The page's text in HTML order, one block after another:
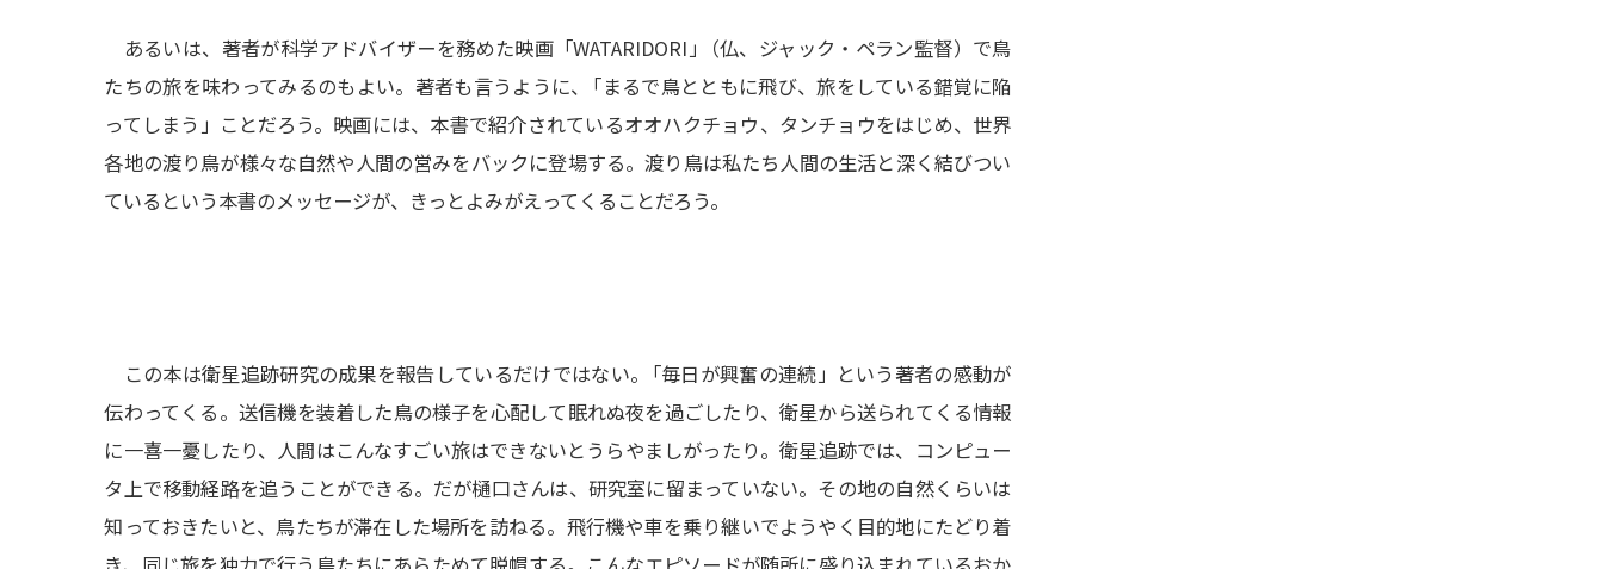
あるいは、著者が科学アドバイザーを務めた映画「WATARIDORI 」
（仏、ジャック・ペラン監督）で鳥
たちの旅を味わってみるのもよい。著者も言うように、 「まるで鳥とともに飛び、旅をしている錯覚に陥
ってしまう」ことだろう。映画には、本書で紹介されているオオハクチョウ、タンチョウをはじめ、世界
各地の渡り鳥が様々な自然や人間の営みをバックに登場する。渡り鳥は私たち人間の生活と深く結びつい
ているという本書のメッセージが、きっとよみがえってくることだろう。
この本は衛星追跡研究の成果を報告しているだけではない。 「毎日が興奮の連続」という著者の感動が
伝わってくる。送信機を装着した鳥の様子を心配して眠れぬ夜を過ごしたり、衛星から送られてくる情報
に一喜一憂したり、人間はこんなすごい旅はできないとうらやましがったり。衛星追跡では、コンピュー
タ上で移動経路を追うことができる。だが樋口さんは、研究室に留まっていない。その地の自然くらいは
知っておきたいと、鳥たちが滞在した場所を訪ねる。飛行機や車を乗り継いでようやく目的地にたどり着